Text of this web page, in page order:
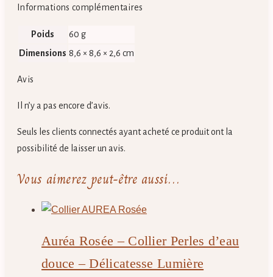
Informations complémentaires
Poids
60 g
Dimensions 8,6 × 8,6 × 2,6 cm
Avis
Il n’y a pas encore d’avis.
Seuls les clients connectés ayant acheté ce produit ont la
possibilité de laisser un avis.
Vous aimerez peut-être aussi…
Auréa Rosée – Collier Perles d’eau
douce – Délicatesse Lumière